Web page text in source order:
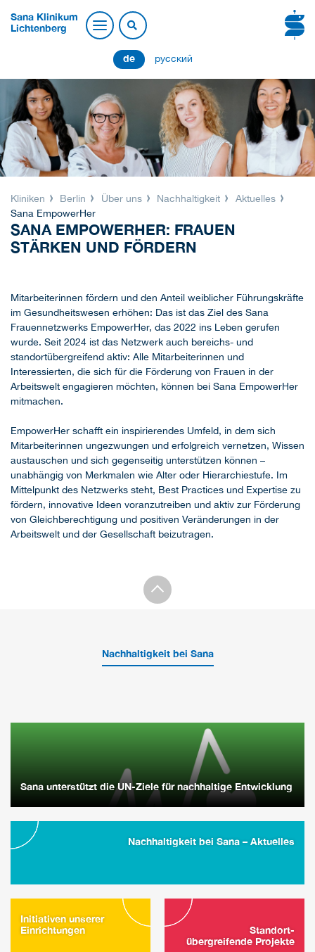
Sana Klinikum
Lichtenberg
de русский
Kliniken Berlin Über uns Nachhaltigkeit
Aktuelles
Sana EmpowerHer
SANA EMPOWERHER: FRAUEN
STÄRKEN UND FÖRDERN
Mitarbeiterinnen fördern und den Anteil weiblicher Führungskräfte
im Gesundheitswesen erhöhen: Das ist das Ziel des Sana
Frauennetzwerks EmpowerHer, das 2022 ins Leben gerufen
wurde. Seit 2024 ist das Netzwerk auch bereichs- und
standortübergreifend aktiv: Alle Mitarbeiterinnen und
Interessierten, die sich für die Förderung von Frauen in der
Arbeitswelt engagieren möchten, können bei Sana EmpowerHer
mitmachen.
EmpowerHer schafft ein inspirierendes Umfeld, in dem sich
Mitarbeiterinnen ungezwungen und erfolgreich vernetzen, Wissen
austauschen und sich gegenseitig unterstützen können –
unabhängig von Merkmalen wie Alter oder Hierarchiestufe. Im
Mittelpunkt des Netzwerks steht, Best Practices und Expertise zu
fördern, innovative Ideen voranzutreiben und aktiv zur Förderung
von Gleichberechtigung und positiven Veränderungen in der
Arbeitswelt und der Gesellschaft beizutragen.
Nachhaltigkeit bei Sana
Sana unterstützt die UN-Ziele für nachhaltige Entwicklung
Nachhaltigkeit bei Sana – Aktuelles
Initiativen unserer
Einrichtungen
Standort-
übergreifende Projekte